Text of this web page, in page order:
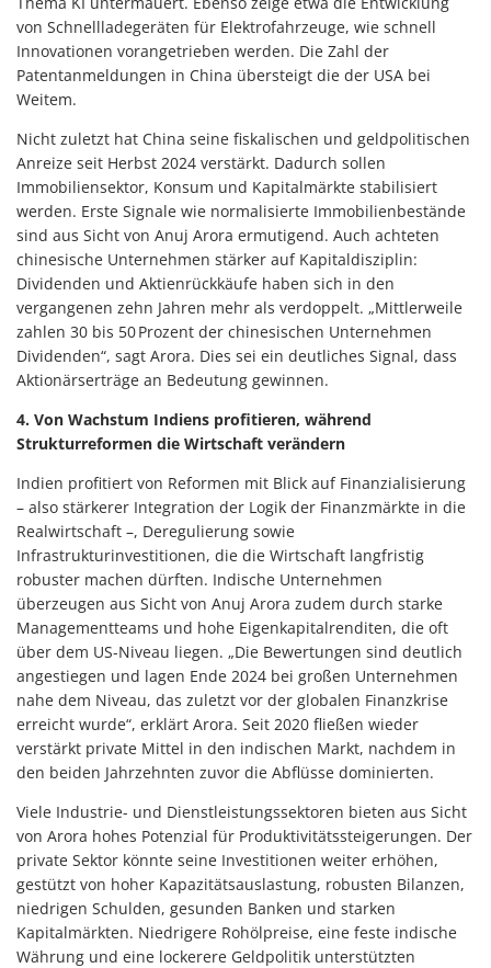
von Schnellladegeräten für Elektrofahrzeuge, wie schnell
Innovationen vorangetrieben werden. Die Zahl der
Patentanmeldungen in China übersteigt die der USA bei
Weitem.
Nicht zuletzt hat China seine fiskalischen und geldpolitischen
Anreize seit Herbst 2024 verstärkt. Dadurch sollen
Immobiliensektor, Konsum und Kapitalmärkte stabilisiert
werden. Erste Signale wie normalisierte Immobilienbestände
sind aus Sicht von Anuj Arora ermutigend. Auch achteten
chinesische Unternehmen stärker auf Kapitaldisziplin:
Dividenden und Aktienrückkäufe haben sich in den
vergangenen zehn Jahren mehr als verdoppelt. „Mittlerweile
zahlen 30 bis 50 Prozent der chinesischen Unternehmen
Dividenden“, sagt Arora. Dies sei ein deutliches Signal, dass
Aktionärserträge an Bedeutung gewinnen.
4. Von Wachstum Indiens profitieren, während
Strukturreformen die Wirtschaft verändern
Indien profitiert von Reformen mit Blick auf Finanzialisierung
– also stärkerer Integration der Logik der Finanzmärkte in die
Realwirtschaft –, Deregulierung sowie
Infrastrukturinvestitionen, die die Wirtschaft langfristig
robuster machen dürften. Indische Unternehmen
überzeugen aus Sicht von Anuj Arora zudem durch starke
Managementteams und hohe Eigenkapitalrenditen, die oft
über dem US-Niveau liegen. „Die Bewertungen sind deutlich
angestiegen und lagen Ende 2024 bei großen Unternehmen
nahe dem Niveau, das zuletzt vor der globalen Finanzkrise
erreicht wurde“, erklärt Arora. Seit 2020 fließen wieder
verstärkt private Mittel in den indischen Markt, nachdem in
den beiden Jahrzehnten zuvor die Abflüsse dominierten.
Viele Industrie- und Dienstleistungssektoren bieten aus Sicht
von Arora hohes Potenzial für Produktivitätssteigerungen. Der
private Sektor könnte seine Investitionen weiter erhöhen,
gestützt von hoher Kapazitätsauslastung, robusten Bilanzen,
niedrigen Schulden, gesunden Banken und starken
Kapitalmärkten. Niedrigere Rohölpreise, eine feste indische
Währung und eine lockerere Geldpolitik unterstützten